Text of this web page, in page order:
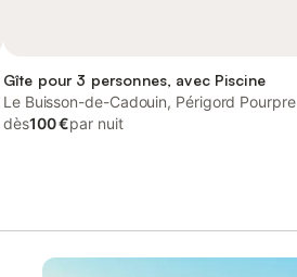
Gîte pour 3 personnes, avec Piscine
Le Buisson-de-Cadouin, Périgord Pourpre
dès100 €par nuit